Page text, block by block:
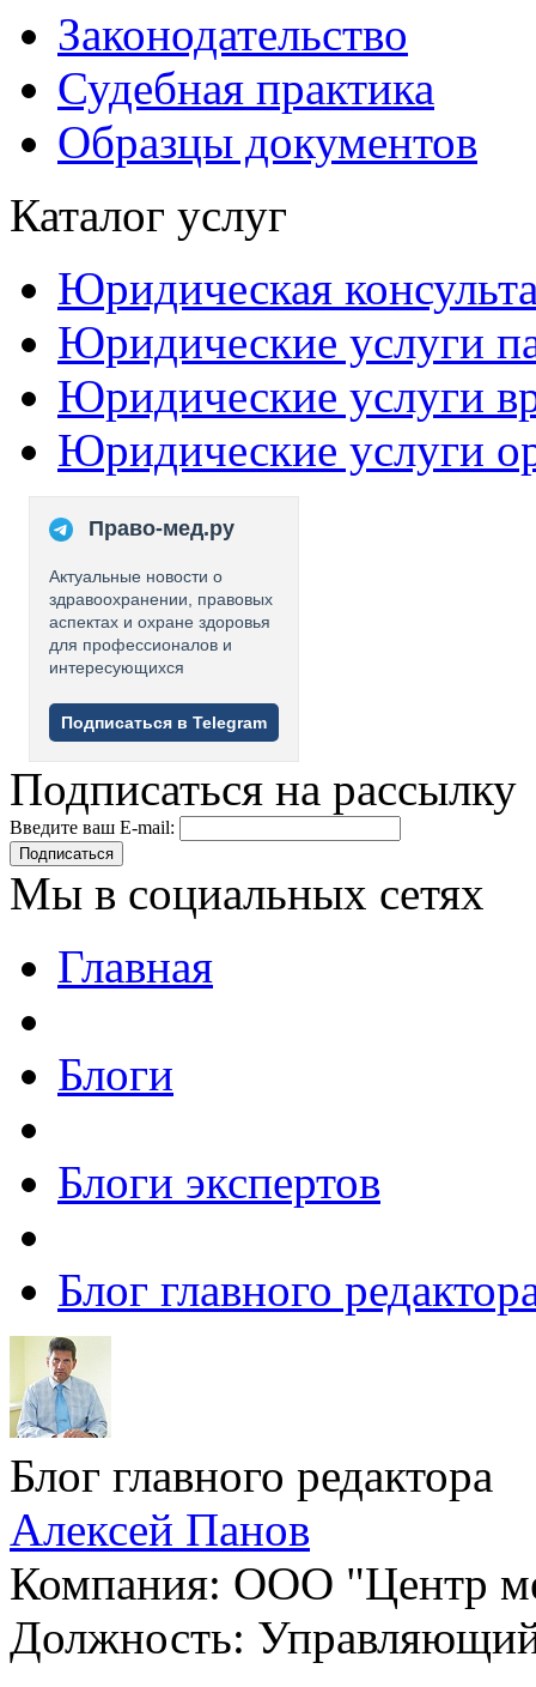
Законодательство
Судебная практика
Образцы документов
Каталог услуг
Юридическая
Юридические услуги
Юридические услуги
Юридические услуги
Право-мед.ру
Актуальные новости о
здравоохранении, правовых
аспектах и охране здоровья
для профессионалов и
интересующихся
Подписаться в Telegram
Подписаться на рассылку
Введите ваш E-mail:
Подписаться
Мы в социальных сетях
Главная
Блоги
Блоги экспертов
Блог главного
Блог главного редактора
Алексей Панов
Компания: ООО "Центр
Должность: